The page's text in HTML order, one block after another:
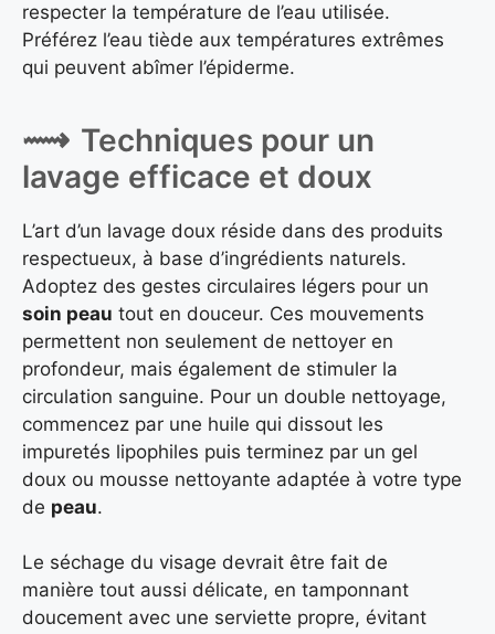
respecter la température de l’eau utilisée.
Préférez l’eau tiède aux températures extrêmes
qui peuvent abîmer l’épiderme.
Techniques pour un
lavage efficace et doux
L’art d’un lavage doux réside dans des produits
respectueux, à base d’ingrédients naturels.
Adoptez des gestes circulaires légers pour un
soin peau tout en douceur. Ces mouvements
permettent non seulement de nettoyer en
profondeur, mais également de stimuler la
circulation sanguine. Pour un double nettoyage,
commencez par une huile qui dissout les
impuretés lipophiles puis terminez par un gel
doux ou mousse nettoyante adaptée à votre type
de peau.
Le séchage du visage devrait être fait de
manière tout aussi délicate, en tamponnant
doucement avec une serviette propre, évitant